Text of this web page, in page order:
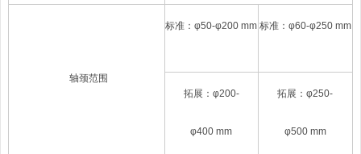
轴颈范围
标准：φ50-φ200 mm 标准：φ60-φ250mm
拓展：φ200-
φ400 mm
拓展：φ250-
φ500mm